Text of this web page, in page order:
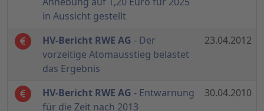
in Aussicht gestellt
HV-Bericht RWE AG - Der
vorzeitige Atomausstieg belastet
das Ergebnis
23.04.2012
HV-Bericht RWE AG - Entwarnung
für die Zeit nach 2013
30.04.2010